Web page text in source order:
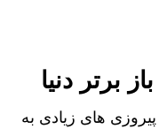
پیروزی های زیادی به